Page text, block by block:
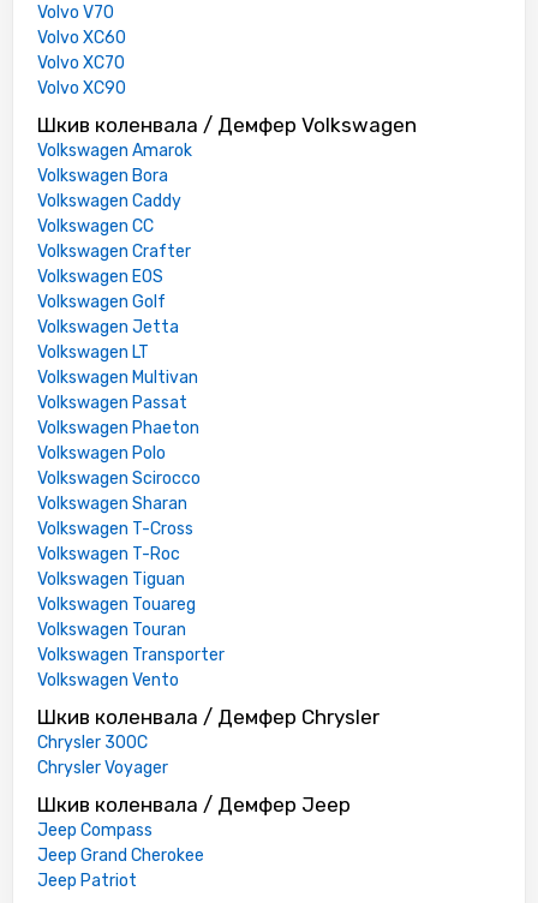
Volvo V70
Volvo XC60
Volvo XC70
Volvo XC90
Шкив коленвала / Демфер Volkswagen
Volkswagen Amarok
Volkswagen Bora
Volkswagen Caddy
Volkswagen CC
Volkswagen Crafter
Volkswagen EOS
Volkswagen Golf
Volkswagen Jetta
Volkswagen LT
Volkswagen Multivan
Volkswagen Passat
Volkswagen Phaeton
Volkswagen Polo
Volkswagen Scirocco
Volkswagen Sharan
Volkswagen T-Cross
Volkswagen T-Roc
Volkswagen Tiguan
Volkswagen Touareg
Volkswagen Touran
Volkswagen Transporter
Volkswagen Vento
Шкив коленвала / Демфер Chrysler
Chrysler 300C
Chrysler Voyager
Шкив коленвала / Демфер Jeep
Jeep Compass
Jeep Grand Cherokee
Jeep Patriot